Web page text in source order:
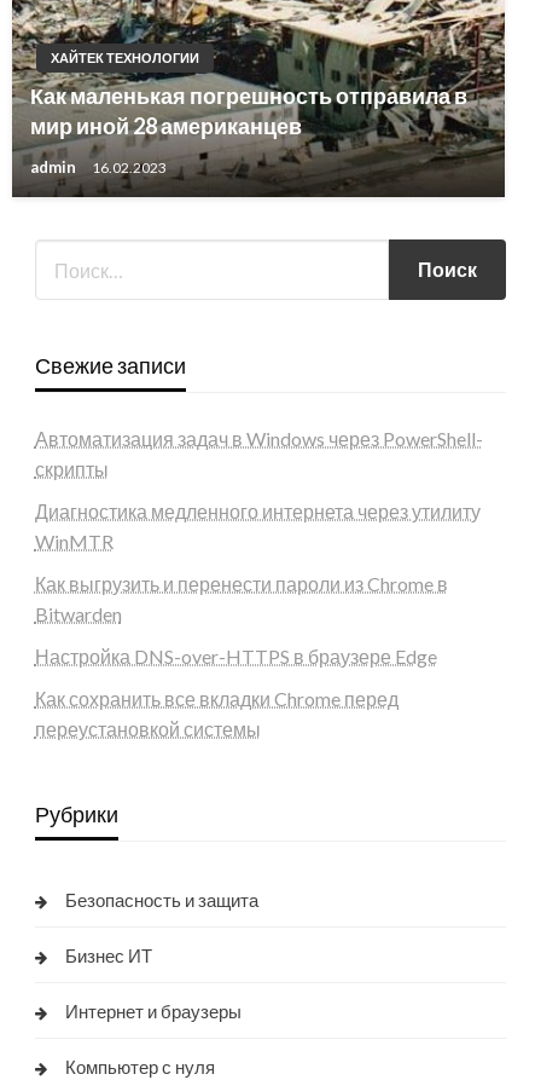
ХАЙТЕК ТЕХНОЛОГИИ
Как маленькая погрешность отправила в
мир иной 28 американцев
admin 16.02.2023
Свежие записи
Автоматизация задач в Windows через PowerShell-
скрипты
Диагностика медленного интернета через утилиту
WinMTR
Как выгрузить и перенести пароли из Chrome в
Bitwarden
Настройка DNS-over-HTTPS в браузере Edge
Как сохранить все вкладки Chrome перед
переустановкой системы
Рубрики
Безопасность и защита
Бизнес ИТ
Интернет и браузеры
Компьютер с нуля